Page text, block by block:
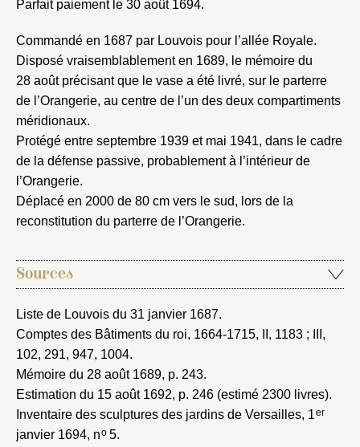
Parfait paiement le 30 août 1694.
Commandé en 1687 par Louvois pour l’allée Royale.
Disposé vraisemblablement en 1689, le mémoire du
28 août précisant que le vase a été livré, sur le parterre
de l’Orangerie, au centre de l’un des deux compartiments
méridionaux.
Protégé entre septembre 1939 et mai 1941, dans le cadre
de la défense passive, probablement à l’intérieur de
l’Orangerie.
Déplacé en 2000 de 80 cm vers le sud, lors de la
reconstitution du parterre de l’Orangerie.
Sources
Liste de Louvois du 31 janvier 1687.
Comptes des Bâtiments du roi, 1664-1715, II, 1183 ; III,
102, 291, 947, 1004.
Mémoire du 28 août 1689, p. 243.
Estimation du 15 août 1692, p. 246 (estimé 2300 livres).
Inventaire des sculptures des jardins de Versailles, 1er
janvier 1694, no5.
Choix du dossier où ajouter la
notice
Nom du dossier
Valider
Nouveau dossier
Créer et ajouter
Fermer
Connexion
Courriel
Mot de passe
Envoyer
Vous avez oublié votre mot de passe ?